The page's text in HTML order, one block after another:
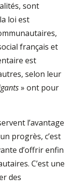
sont
loi est
français et
est
selon leur
» ont pour
l’avantage
progrès, c’est
d’offrir enfin
C’est une
des